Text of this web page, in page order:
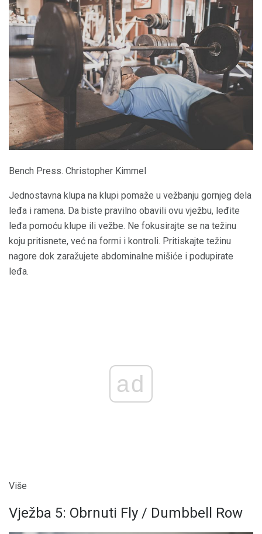
Bench Press. Christopher Kimmel
Jednostavna klupa na klupi pomaže u vežbanju gornjeg dela
leđa i ramena. Da biste pravilno obavili ovu vježbu, leđite
leđa pomoću klupe ili vežbe. Ne fokusirajte se na težinu
koju pritisnete, već na formi i kontroli. Pritiskajte težinu
nagore dok zaražujete abdominalne mišiće i podupirate
leđa.
ad
Više
Vježba 5: Obrnuti Fly / Dumbbell Row